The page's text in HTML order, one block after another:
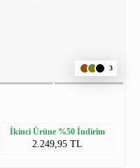
3
İkinci Ürüne %50 İndirim
2.249,95 TL